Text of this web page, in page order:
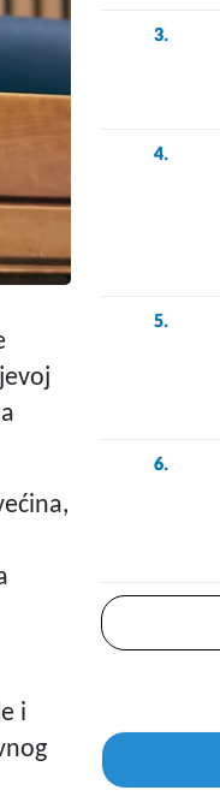
i
3.
4.
5.
6.